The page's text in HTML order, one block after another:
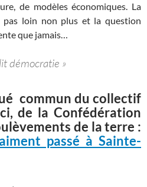
de modèles économiques. La
pas loin non plus et la question
que jamais…
démocratie »
commun du collectif
de la Confédération
de la terre :
passé à Sainte-